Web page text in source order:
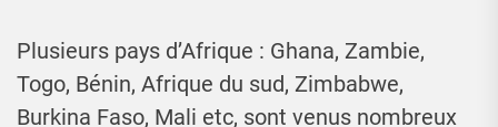
Plusieurs pays d’Afrique : Ghana, Zambie,
Togo, Bénin, Afrique du sud, Zimbabwe,
Burkina Faso, Mali etc, sont venus nombreux